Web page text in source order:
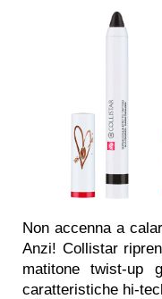
Non accenna a
Anzi! Collistar
matitone twist-up
caratteristiche hi-